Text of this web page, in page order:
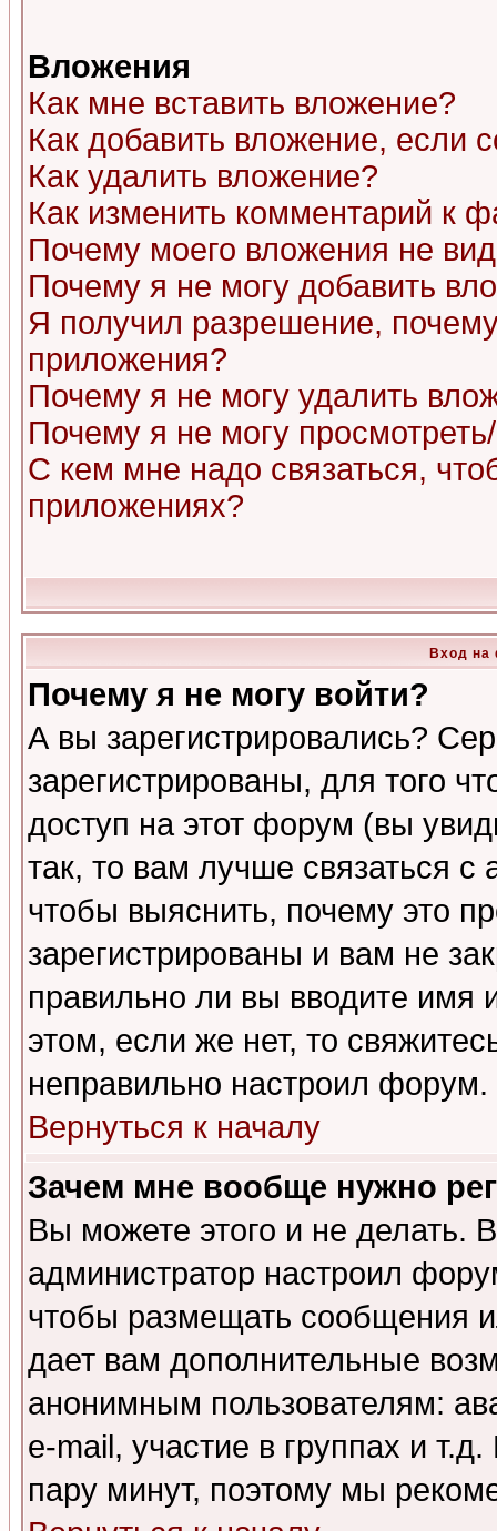
Вложения
Как мне вставить вложение?
Как добавить вложение, если
Как удалить вложение?
Как изменить комментарий к
Почему моего вложения не
Почему я не могу добавить
Я получил разрешение,
приложения?
Почему я не могу удалить
Почему я не могу
С кем мне надо связаться,
приложениях?
Вход на
Почему я не могу войти?
А вы зарегистрировались?
зарегистрированы, для того
доступ на этот форум (вы
так, то вам лучше связаться
чтобы выяснить, почему это
зарегистрированы и вам не
правильно ли вы вводите
этом, если же нет, то
неправильно настроил форум.
Вернуться к началу
Зачем мне вообще нужно
Вы можете этого и не делать.
администратор настроил
чтобы размещать сообщения
дает вам дополнительные
анонимным пользователям:
e-mail, участие в группах и
пару минут, поэтому мы